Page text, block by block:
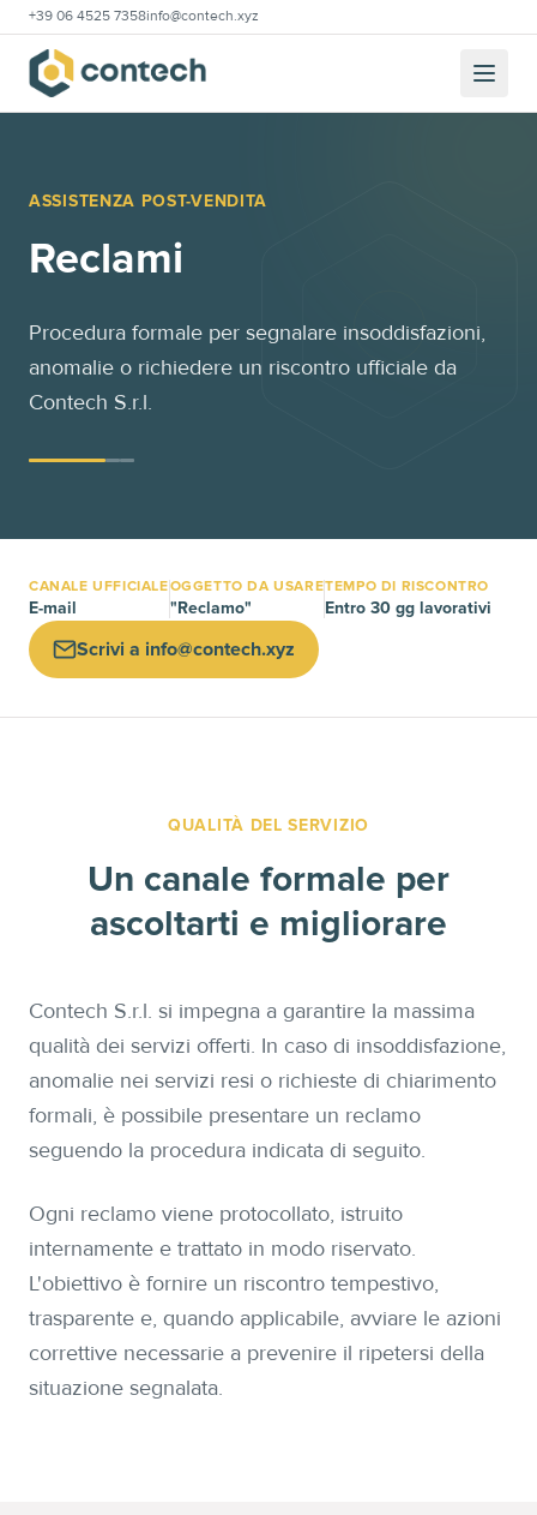
+39 06 4525 7358info@contech.xyz
ASSISTENZA POST-VENDITA
Reclami
Procedura formale per segnalare insoddisfazioni,
anomalie o richiedere un riscontro ufficiale da
Contech S.r.l.
CANALE UFFICIALE
E-mail
OGGETTO DA USARE
"Reclamo"
TEMPO DI RISCONTRO
Entro 30 gg lavorativi
Scrivi a info@contech.xyz
QUALITÀ DEL SERVIZIO
Un canale formale per
ascoltarti e migliorare
Contech S.r.l. si impegna a garantire la massima
qualità dei servizi offerti. In caso di insoddisfazione,
anomalie nei servizi resi o richieste di chiarimento
formali, è possibile presentare un reclamo
seguendo la procedura indicata di seguito.
Ogni reclamo viene protocollato, istruito
internamente e trattato in modo riservato.
L'obiettivo è fornire un riscontro tempestivo,
trasparente e, quando applicabile, avviare le azioni
correttive necessarie a prevenire il ripetersi della
situazione segnalata.